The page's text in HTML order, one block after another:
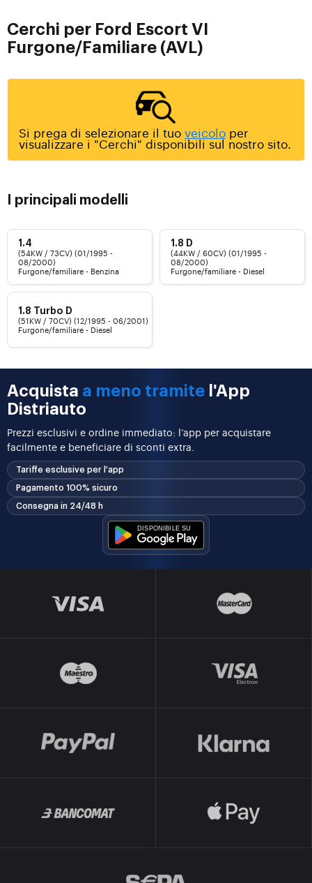
Cerchi per Ford Escort VI
Furgone/Familiare (AVL)
Si prega di selezionare il tuo veicolo per
visualizzare i "Cerchi" disponibili sul nostro sito.
I principali modelli
1.4
(54KW / 73CV) (01/1995 -
08/2000)
Furgone/familiare - Benzina
1.8 D
(44KW / 60CV) (01/1995 -
08/2000)
Furgone/familiare - Diesel
1.8 Turbo D
(51KW / 70CV) (12/1995 - 06/2001)
Furgone/familiare - Diesel
Acquista a meno tramite l'App
Distriauto
Prezzi esclusivi e ordine immediato: l’app per acquistare
facilmente e beneficiare di sconti extra.
Tariffe esclusive per l'app
Pagamento 100% sicuro
Consegna in 24/48 h